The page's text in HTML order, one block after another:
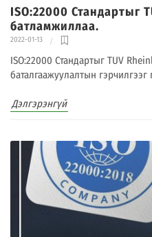
ISO:22000 Стандартыг
батламжиллаа.
2022-01-13
ISO:22000 Стандартыг TUV
баталгаажуулалтын гэрчилгээг
Дэлгэрэнгүй